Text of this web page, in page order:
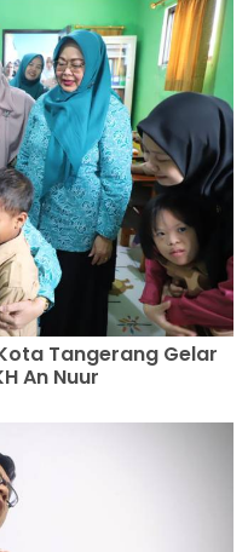
Tangerang Gelar
An Nuur